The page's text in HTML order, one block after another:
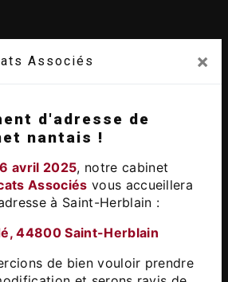
Associés ×
d'adresse de
nantais !
avril 2025, notre cabinet
Associés vous accueillera
à Saint-Herblain :​
44800 Saint-Herblain
de bien vouloir prendre
Herblain